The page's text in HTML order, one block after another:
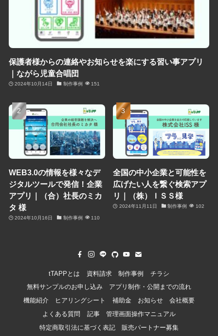
保護者様からの連絡やお知らせを楽にする習い事アプリ
｜ながら児童合唱団
2024年10月14日 制作事例 151
WEB3.0の情報を様々なデ
ジタルツールで発信！企業
アプリ｜（合）社長のミカ
タ 様
2024年10月16日 制作事例 110
全国の中小企業と可能性を
広げたい人を繋ぐ検索アプ
リ｜（株）ＩＳＳ様
2024年11月11日 制作事例 102
tTAPPとは 資料請求 制作事例
チラシ
無料サンプルのお申し込み
アプリ制作・公開までの流れ
機能紹介
ヒアリングシート 補助金 お知らせ
会社概要
よくある質問
記事
管理画面操作マニュアル
特定商取引法に基づく表記
販売パートナー募集